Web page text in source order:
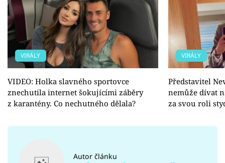
VIRÁLY
VIDEO: Holka slavného sportovce
znechutila internet šokujícími záběry
z karantény. Co nechutného dělala?
VIRÁLY
Představitel
nemůže dívat
za svou roli
Autor článku